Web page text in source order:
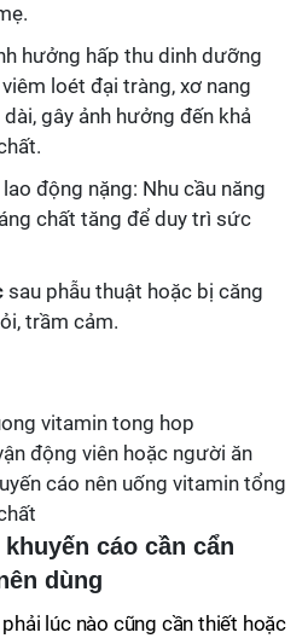
hưởng hấp thu dinh dưỡng
loét đại tràng, xơ nang
gây ảnh hưởng đến khả
động nặng: Nhu cầu năng
chất tăng để duy trì sức
sau phẫu thuật hoặc bị căng
trầm cảm.
động viên hoặc người ăn
cáo nên uống vitamin tổng
cáo cần cẩn
dùng
lúc nào cũng cần thiết hoặc